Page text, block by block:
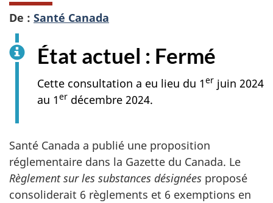
De : Santé Canada
État actuel : Fermé
Cette consultation a eu lieu du 1er juin 2024
au 1er décembre 2024.
Santé Canada a publié une proposition
réglementaire dans la Gazette du Canada. Le
Règlement sur les substances désignées proposé
consoliderait 6 règlements et 6 exemptions en